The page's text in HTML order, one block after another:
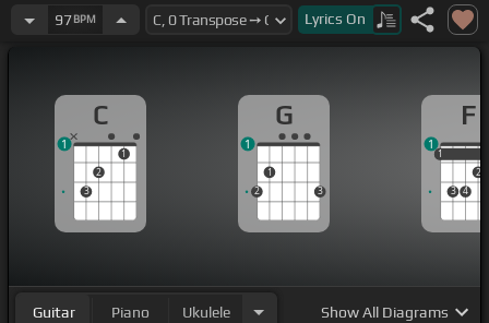
si al escuela
[C]tienes que ir.
97BPM Lyrics On
C
3
2
1
1
G
2
1
3
1
F
1
3 4
2
1
1
Guitar Piano Ukulele ShowAll Diagrams